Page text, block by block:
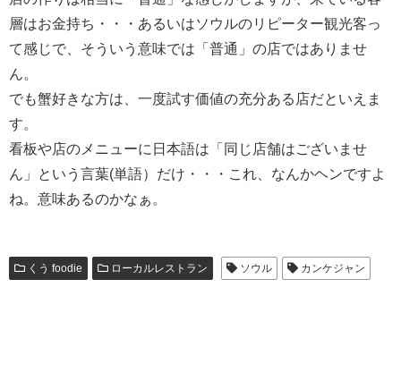
層はお金持ち・・・あるいはソウルのリピーター観光客っ
て感じで、そういう意味では「普通」の店ではありませ
ん。
でも蟹好きな方は、一度試す価値の充分ある店だといえま
す。
看板や店のメニューに日本語は「同じ店舗はございませ
ん」という言葉(単語）だけ・・・これ、なんかヘンですよ
ね。意味あるのかなぁ。
くう foodie ローカルレストラン ソウル カンケジャン